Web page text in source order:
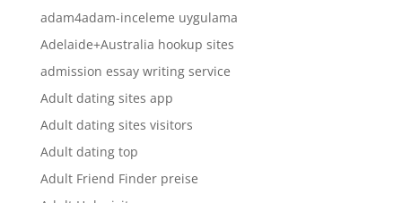
adam4adam-inceleme uygulama
Adelaide+Australia hookup sites
admission essay writing service
Adult dating sites app
Adult dating sites visitors
Adult dating top
Adult Friend Finder preise